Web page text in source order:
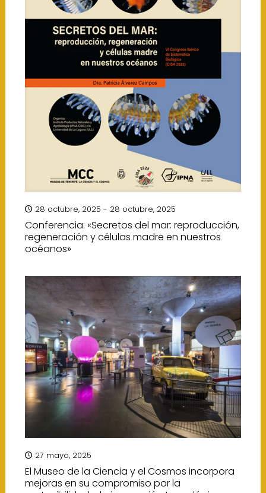
28 octubre, 2025 - 28 octubre, 2025
Conferencia: «Secretos del mar: reproducción,
regeneración y células madre en nuestros
océanos»
27 mayo, 2025
El Museo de la Ciencia y el Cosmos incorpora
mejoras en su compromiso por la